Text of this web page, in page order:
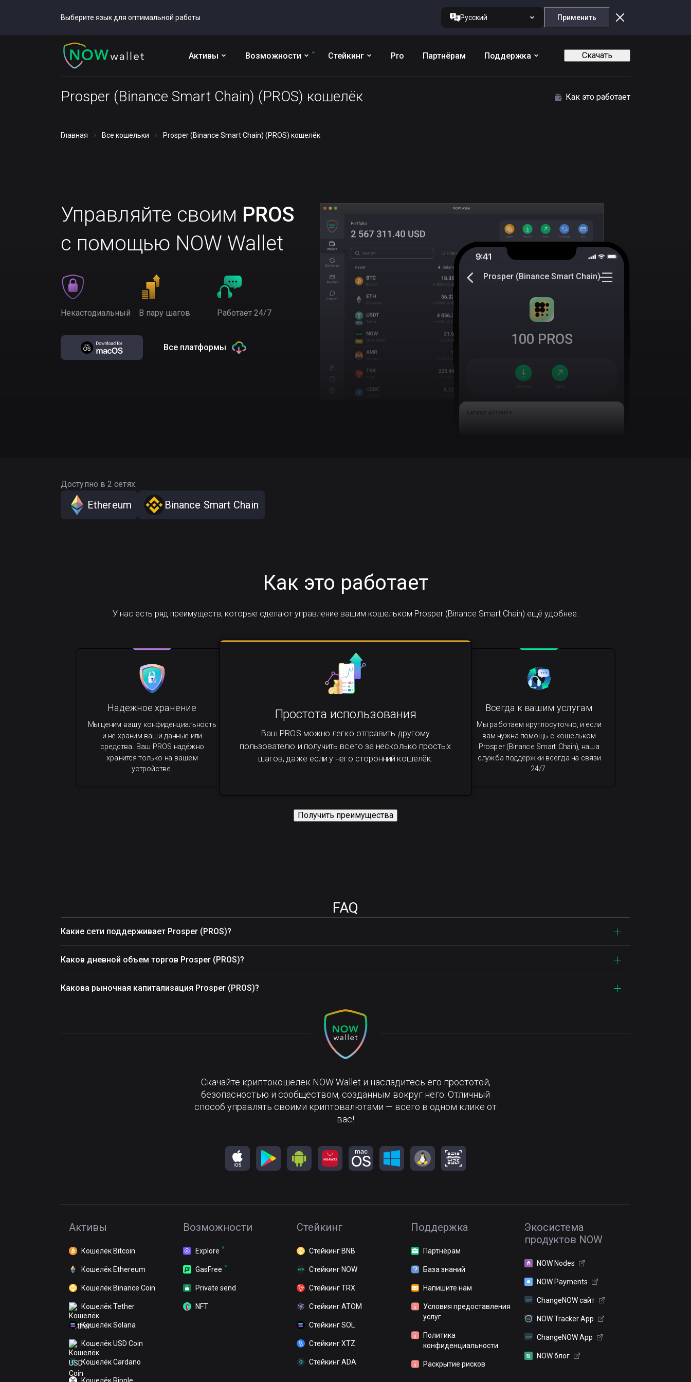
Выберите язык для оптимальной работы Русский Применить
Активы Возможности Стейкинг Pro Партнёрам Поддержка Скачать
Prosper (Binance Smart Chain) (PROS) кошелёк Как это работает
Главная Все кошельки Prosper (Binance Smart Chain) (PROS) кошелёк
Управляйте своим PROS
с помощью NOW Wallet
Некастодиальный В пару шагов Работает 24/7
Все платформы
Prosper (Binance Smart Chain)
100 PROS
Доступно в 2 сетях:
Ethereum Binance Smart Chain
Как это работает
У нас есть ряд преимуществ, которые сделают управление вашим кошельком Prosper (Binance Smart Chain) ещё удобнее.
Простота использования
Ваш PROS можно легко отправить другому
пользователю и получить всего за несколько простых
шагов, даже если у него сторонний кошелёк.
Всегда к вашим услугам
Мы работаем круглосуточно, и если
вам нужна помощь с кошельком
Prosper (Binance Smart Chain), наша
служба поддержки всегда на связи
24/7.
Надежное хранение
Мы ценим вашу конфиденциальность
и не храним ваши данные или
средства. Ваш PROS надёжно
хранится только на вашем
устройстве.
Получить преимущества
FAQ
Какие сети поддерживает Prosper (PROS)?
Каков дневной объем торгов Prosper (PROS)?
Какова рыночная капитализация Prosper (PROS)?
Скачайте криптокошелёк NOW Wallet и насладитесь его простотой,
безопасностью и сообществом, созданным вокруг него. Отличный
способ управлять своими криптовалютами — всего в одном клике от
вас!
Активы
Кошелёк Bitcoin
Кошелёк Ethereum
Кошелёк Binance Coin
Кошелёк Tether
Кошелёк Solana
Кошелёк USD Coin
Кошелёк Cardano
Возможности
Explore
GasFree
Private send
NFT
Стейкинг
Стейкинг BNB
Стейкинг NOW
Стейкинг TRX
Стейкинг ATOM
Стейкинг SOL
Стейкинг XTZ
Стейкинг ADA
Поддержка
Партнёрам
База знаний
Напишите нам
Условия предоставления
услуг
Политика
конфиденциальности
Раскрытие рисков
Экосистема
продуктов NOW
NOW Nodes
NOW Payments
ChangeNOW сайт
NOW Tracker App
ChangeNOW App
NOW блог